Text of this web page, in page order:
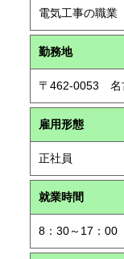
電気工事の職業
勤務地
〒462-0053 名
雇用形態
正社員
就業時間
8：30～17：00